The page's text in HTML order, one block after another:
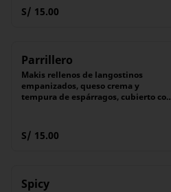
S/ 15.00
Parrillero
Makis rellenos de langostinos
empanizados, queso crema y
tempura de espárragos, cubierto con
Acompañado de nuestra receta
secreta de shoyu.
S/ 15.00
Spicy